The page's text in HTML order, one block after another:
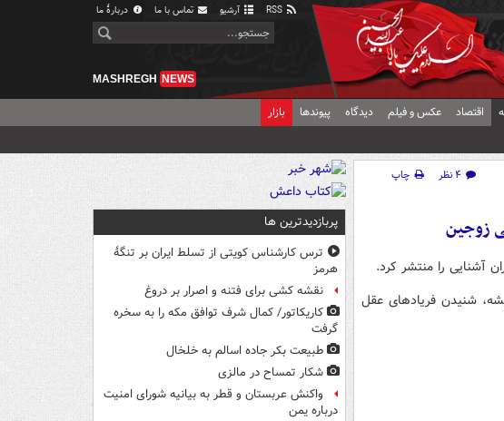
آرشیو تماس با ما دربارهٔ ما
MASHREGH NEWS
اقتصاد عکس و فیلم دیدگاه پیوندها بازار
۴ نظر
چاپ
زوجین
شنیدن فریادهای عقل
پربازدیدترین ها
ترس کارشناس کویتی از تسلط ایران بر تنگۀ
هرمز
نقشه کشی برای فتنه و اصرار بر دروغ
کاریکاتور/ کمال شرف توافق مکه را به سخره
گرفت
طبیعت بکر جاده اسالم به خلخال
شکار تمساح در مالزی
واکنش عربستان و قطر به بیانیه شورای امنیت
درباره یمن